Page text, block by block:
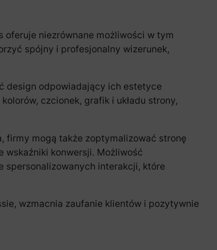
oferuje niezrównane możliwości w tym
spójny i profesjonalny wizerunek,
design odpowiadający ich estetyce
czcionek, grafik i układu strony,
firmy mogą także zoptymalizować stronę
wskaźniki konwersji. Możliwość
spersonalizowanych interakcji, które
wzmacnia zaufanie klientów i pozytywnie